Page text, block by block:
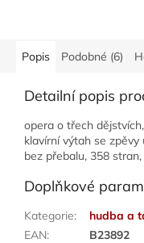
Popis Podobné (6)
Detailní popis
opera o třech
klavírní výtah se zpěvy
bez přebalu, 358
Doplňkové
Kategorie:
hudba a
EAN:
B23892